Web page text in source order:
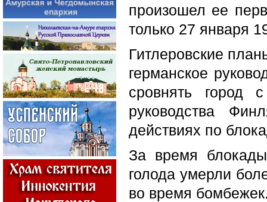
произошел ее
только 27 января
Гитлеровские
германское
сровнять город
руководства
действиях по
За время
голода умерли
во время